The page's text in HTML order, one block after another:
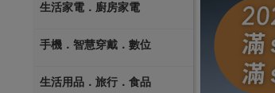
生活家電．廚房家電
手機．智慧穿戴．數位
生活用品．旅行．食品